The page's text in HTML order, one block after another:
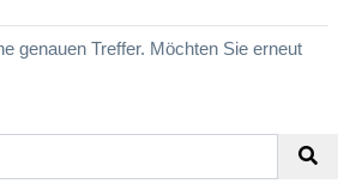
genauen Treffer. Möchten Sie erneut